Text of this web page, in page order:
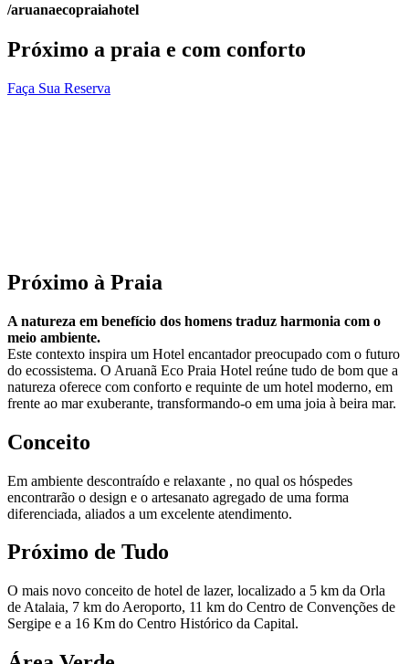
/aruanaecopraiahotel
Próximo a praia e com conforto
Faça Sua Reserva
Próximo à Praia
A natureza em benefício dos homens traduz harmonia com o
meio ambiente.
Este contexto inspira um Hotel encantador preocupado com o futuro
do ecossistema. O Aruanã Eco Praia Hotel reúne tudo de bom que a
natureza oferece com conforto e requinte de um hotel moderno, em
frente ao mar exuberante, transformando-o em uma joia à beira mar.
Conceito
Em ambiente descontraído e relaxante , no qual os hóspedes
encontrarão o design e o artesanato agregado de uma forma
diferenciada, aliados a um excelente atendimento.
Próximo de Tudo
O mais novo conceito de hotel de lazer, localizado a 5 km da Orla
de Atalaia, 7 km do Aeroporto, 11 km do Centro de Convenções de
Sergipe e a 16 Km do Centro Histórico da Capital.